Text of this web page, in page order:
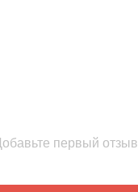
первый отзыв